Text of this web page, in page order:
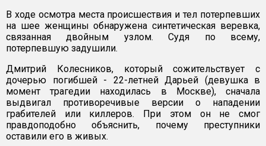
В ходе осмотра места происшествия и тел потерпевших
на шее женщины обнаружена синтетическая веревка,
связанная двойным узлом. Судя по всему,
потерпевшую задушили.
Дмитрий Колесников, который сожительствует с
дочерью погибшей - 22-летней Дарьей (девушка в
момент трагедии находилась в Москве), сначала
выдвигал противоречивые версии о нападении
грабителей или киллеров. При этом он не смог
правдоподобно объяснить, почему преступники
оставили его в живых.